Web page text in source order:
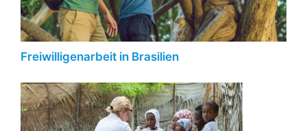
Freiwilligenarbeit in Brasilien